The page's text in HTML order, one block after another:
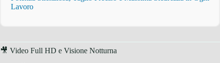
Lavoro
🎥 Video Full HD e Visione Notturna